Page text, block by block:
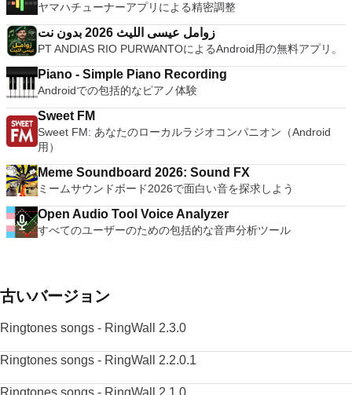
ヤマハチューナーアプリによる精密調整
زوامل عيسى الليث 2026 بدون نت
PT ANDIAS RIO PURWANTOによるAndroid用の無料アプリ。
Piano - Simple Piano Recording
Androidでの包括的なピアノ体験
Sweet FM
Sweet FM: あなたのローカルラジオコンパニオン（Android
用）
Meme Soundboard 2026: Sound FX
ミームサウンドボード2026で面白い音を探求しよう
Open Audio Tool Voice Analyzer
すべてのユーザーのための包括的な音声分析ツール
古いバージョン
Ringtones songs - RingWall 2.3.0
Ringtones songs - RingWall 2.2.0.1
Ringtones songs - RingWall 2.1.0